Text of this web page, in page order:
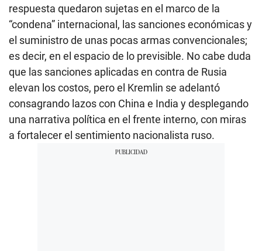
respuesta quedaron sujetas en el marco de la
“condena” internacional, las sanciones económicas y
el suministro de unas pocas armas convencionales;
es decir, en el espacio de lo previsible. No cabe duda
que las sanciones aplicadas en contra de Rusia
elevan los costos, pero el Kremlin se adelantó
consagrando lazos con China e India y desplegando
una narrativa política en el frente interno, con miras
a fortalecer el sentimiento nacionalista ruso.